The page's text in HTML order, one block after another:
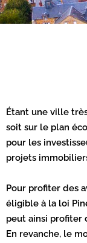
Étant une ville
soit sur le plan
pour les
projets
Pour profiter des
éligible à la loi
peut ainsi profiter
En revanche, le